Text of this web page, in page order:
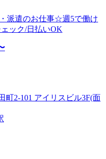
派遣のお仕事☆週5で働け
ック/日払いOK
町2-101 アイリスビル3F(面